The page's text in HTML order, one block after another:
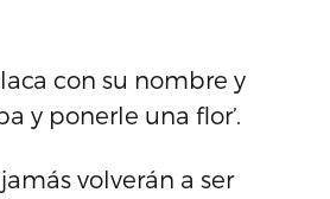
con su nombre y
y ponerle una flor’.
volverán a ser